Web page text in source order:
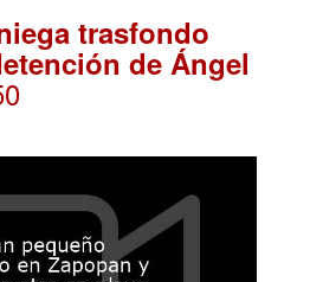
trasfondo
de Ángel